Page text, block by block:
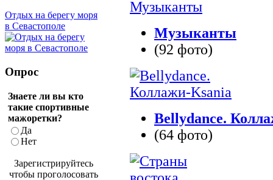
Музыканты
(92 фото)
Bellydance.
(64 фото)
Отдых на берегу моря
в Севастополе
Опрос
Знаете ли вы кто
такие спортивные
мажоретки?
Да
Нет
Зарегистрируйтесь
чтобы проголосовать